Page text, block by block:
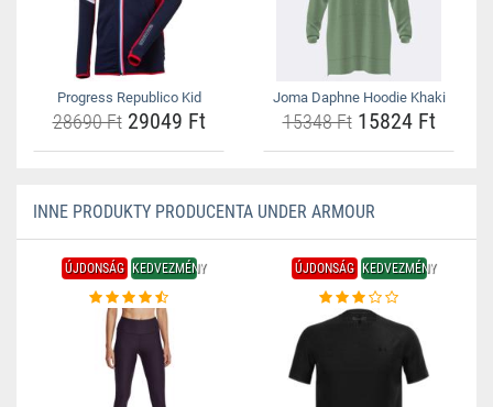
Progress Republico Kid
28690 Ft29049 Ft
Joma Daphne Hoodie Khaki
15348 Ft15824 Ft
INNE PRODUKTY PRODUCENTA UNDER ARMOUR
ÚJDONSÁG KEDVEZMÉNY ÚJDONSÁG KEDVEZMÉNY